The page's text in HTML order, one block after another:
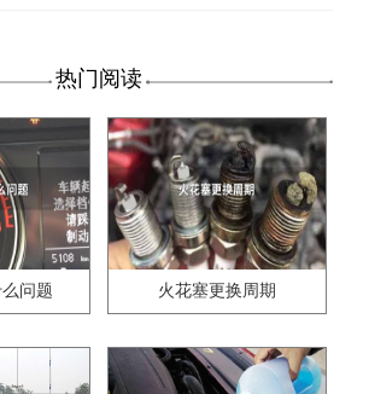
热门阅读
问题 火花塞更换周期